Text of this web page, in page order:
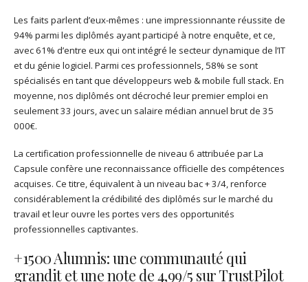
Les faits parlent d’eux-mêmes : une impressionnante réussite de
94% parmi les diplômés ayant participé à notre enquête, et ce,
avec 61% d’entre eux qui ont intégré le secteur dynamique de l’IT
et du génie logiciel. Parmi ces professionnels, 58% se sont
spécialisés en tant que développeurs web & mobile full stack. En
moyenne, nos diplômés ont décroché leur premier emploi en
seulement 33 jours, avec un salaire médian annuel brut de 35
000€.
La certification professionnelle de niveau 6 attribuée par La
Capsule confère une reconnaissance officielle des compétences
acquises. Ce titre, équivalent à un niveau bac + 3/4, renforce
considérablement la crédibilité des diplômés sur le marché du
travail et leur ouvre les portes vers des opportunités
professionnelles captivantes.
+1500 Alumnis: une communauté qui
grandit et une note de 4,99/5 sur TrustPilot